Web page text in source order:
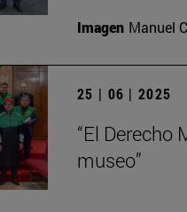
Imagen Manuel
25 | 06 | 2025
“El Derecho
museo”